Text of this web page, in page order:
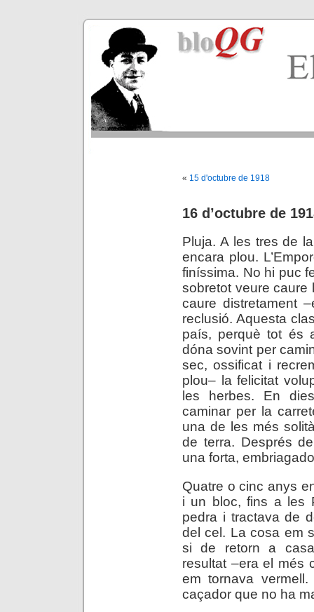
« 15 d'octubre de 1918
16 d’octubre de
Pluja. A les tres de
encara plou.
finíssima. No hi puc
sobretot veure caure
caure distretament
reclusió. Aquesta
país, perquè tot és
dóna sovint per
sec, ossificat i
plou– la felicitat
les herbes. En
caminar per la
una de les més
de terra. Després
una forta,
Quatre o cinc anys
i un bloc, fins a les
pedra i tractava de
del cel. La cosa em
si de retorn a
resultat –era el més
em tornava
caçador que no ha